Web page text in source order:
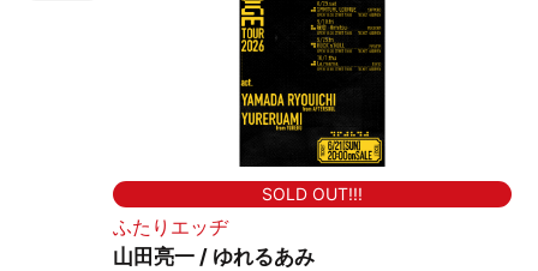
SOLD OUT!!!
ふたりエッヂ
山田亮一 / ゆれるあみ